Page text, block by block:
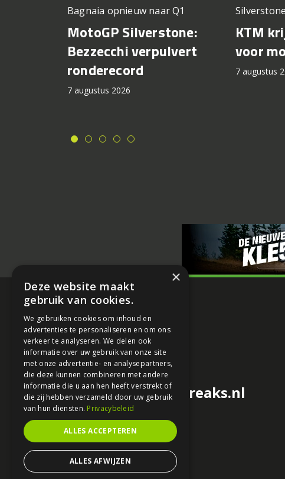
Bagnaia opnieuw naar Q1
MotoGP Silverstone:
Bezzecchi verpulvert
ronderecord
7 augustus 2026
KTM
voor
7 augustus
redactie@motorfreaks.nl
×
Deze website maakt
gebruik van cookies.
We gebruiken cookies om inhoud en
advertenties te personaliseren en om ons
verkeer te analyseren. We delen ook
informatie over uw gebruik van onze site
met onze advertentie- en analysepartners,
die deze kunnen combineren met andere
informatie die u aan hen heeft verstrekt of
die zij hebben verzameld door uw gebruik
van hun diensten. Privacybeleid
ALLES ACCEPTEREN
ALLES AFWIJZEN